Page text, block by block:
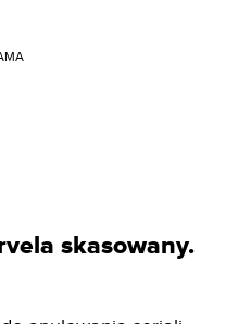
skasowany.